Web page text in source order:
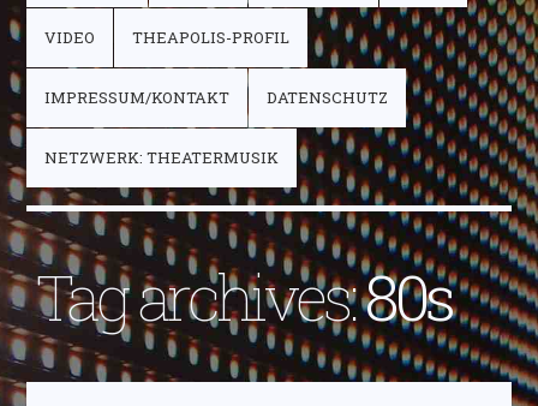
VIDEO THEAPOLIS-PROFIL
IMPRESSUM/KONTAKT DATENSCHUTZ
NETZWERK: THEATERMUSIK
Tag archives:80s